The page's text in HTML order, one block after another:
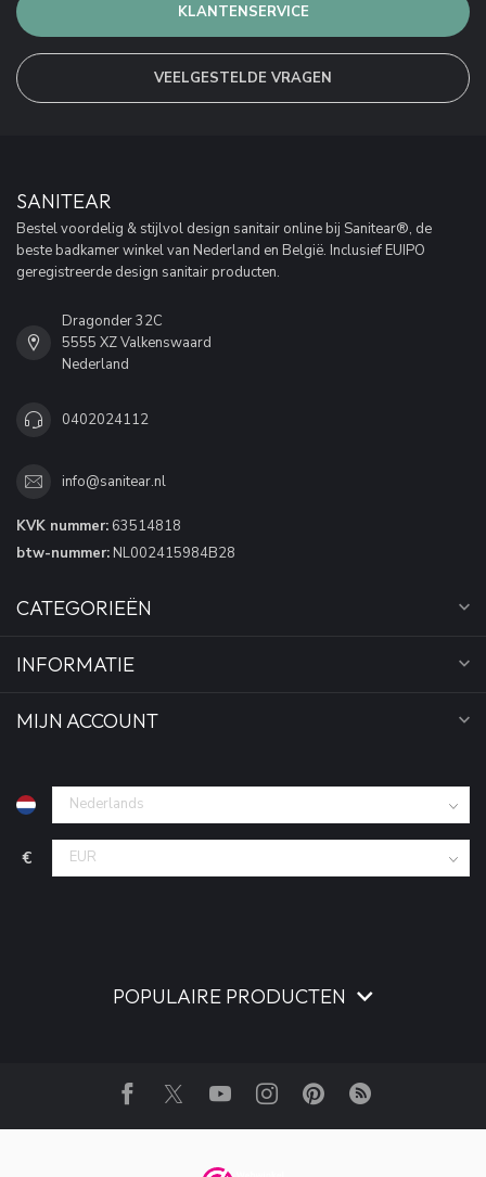
KLANTENSERVICE
VEELGESTELDE VRAGEN
SANITEAR
Bestel voordelig & stijlvol design sanitair online bij Sanitear®, de
beste badkamer winkel van Nederland en België. Inclusief EUIPO
geregistreerde design sanitair producten.
Dragonder 32C
5555 XZ Valkenswaard
Nederland
0402024112
info@sanitear.nl
KVK nummer: 63514818
btw-nummer: NL002415984B28
CATEGORIEËN
INFORMATIE
MIJN ACCOUNT
€
POPULAIRE PRODUCTEN